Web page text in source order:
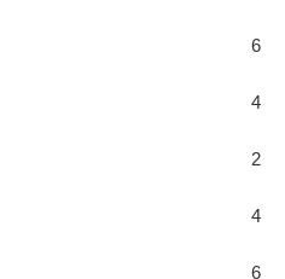
6
4
2
4
6